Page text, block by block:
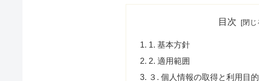
目次
1. 基本方針
2. 適用範囲
３. 個人情報の取得と利用目的